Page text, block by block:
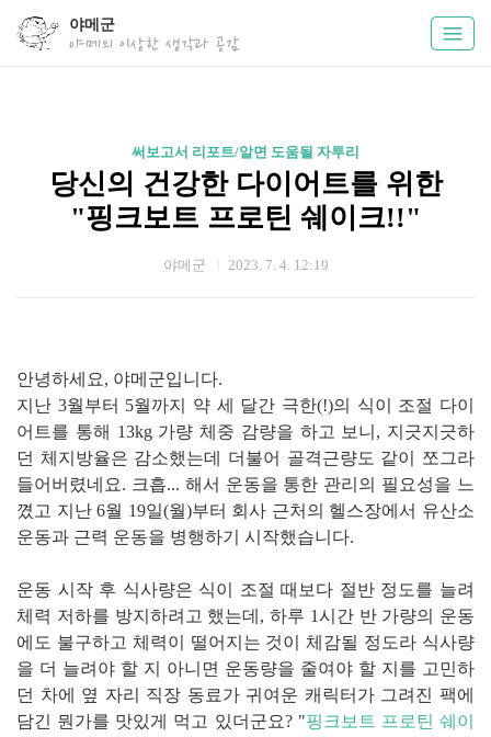
야메군
야메의 이상한 생각과 공감
써보고서 리포트/알면 도움될 자투리
당신의 건강한 다이어트를 위한
"핑크보트 프로틴 쉐이크!!"
야메군 2023. 7. 4. 12:19
안녕하세요, 야메군입니다.
지난 3월부터 5월까지 약 세 달간 극한(!)의 식이 조절 다이
어트를 통해 13kg 가량 체중 감량을 하고 보니, 지긋지긋하
던 체지방율은 감소했는데 더불어 골격근량도 같이 쪼그라
들어버렸네요. 크흡... 해서 운동을 통한 관리의 필요성을 느
꼈고 지난 6월 19일(월)부터 회사 근처의 헬스장에서 유산소
운동과 근력 운동을 병행하기 시작했습니다.
운동 시작 후 식사량은 식이 조절 때보다 절반 정도를 늘려
체력 저하를 방지하려고 했는데, 하루 1시간 반 가량의 운동
에도 불구하고 체력이 떨어지는 것이 체감될 정도라 식사량
을 더 늘려야 할 지 아니면 운동량을 줄여야 할 지를 고민하
던 차에 옆 자리 직장 동료가 귀여운 캐릭터가 그려진 팩에
담긴 뭔가를 맛있게 먹고 있더군요? "핑크보트 프로틴 쉐이